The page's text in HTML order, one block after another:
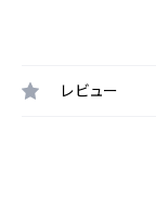
レビュー